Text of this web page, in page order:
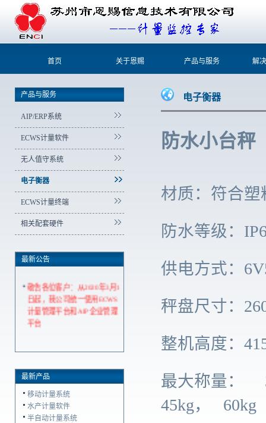
首页 关于恩赐 产品与服务 解
产品与服务
AIP/ERP系统
ECWS计量软件
无人值守系统
电子衡器
ECWS计量终端
相关配套硬件
最新公告
敬告各位客户：从2020年3月1
日起，我公司统一使用ECWS
计量管理平台和AIP企业管理
平台
最新产品
移动计量系统
水产计量软件
半自动计量系统
电子衡器
防水小台秤
材质：符合塑
防水等级：
供电方式：
秤盘尺寸：
整机高度：
最大称量：
45kg， 60kg